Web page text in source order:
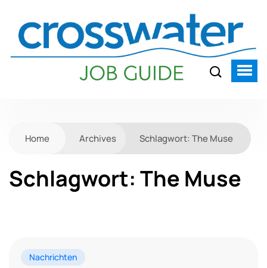
Home Archives Schlagwort: The Muse
Schlagwort: The Muse
Nachrichten